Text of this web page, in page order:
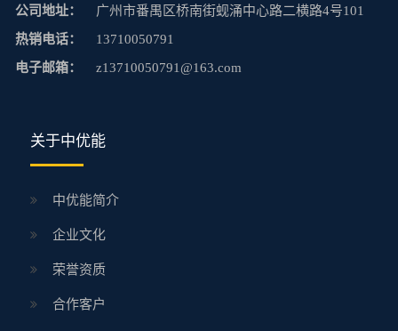
公司地址：
广州市番禺区桥南街蚬涌中心路二横路4号101
热销电话：
13710050791
电子邮箱：
z13710050791@163.com
关于中优能
中优能简介
企业文化
荣誉资质
合作客户